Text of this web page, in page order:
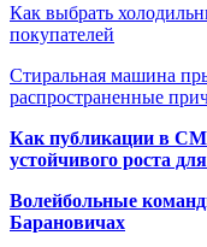
Как выбрать
покупателей
Стиральная машина
распространенные
Как публикации в
устойчивого роста
Волейбольные
Барановичах